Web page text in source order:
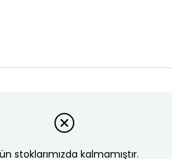
stoklarımızda kalmamıştır.